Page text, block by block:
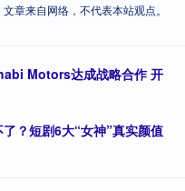
章来自网络，不代表本站观点。
Motors达成战略合作 开
？短剧6大“女神”真实颜值